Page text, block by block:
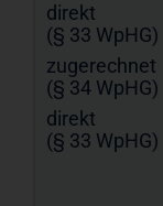
direkt
(§ 33 WpHG)
zugerechnet
(§ 34 WpHG)
direkt
(§ 33 WpHG)